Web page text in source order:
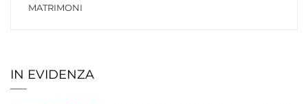
MATRIMONI
IN EVIDENZA